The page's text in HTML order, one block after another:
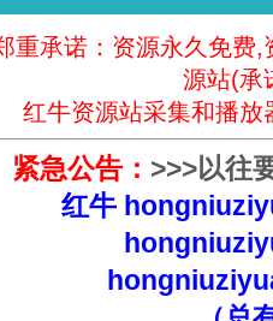
重承诺：资源永久免费
源站(承
红牛资源站采集和播放
紧急公告： >>>以往
红牛